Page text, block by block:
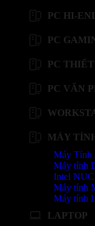
PC HI-
PC
PC
PC VĂN
MÁY
Máy Tính
Máy tính
Intel NUC
Máy tính
Máy tính
LAPTOP